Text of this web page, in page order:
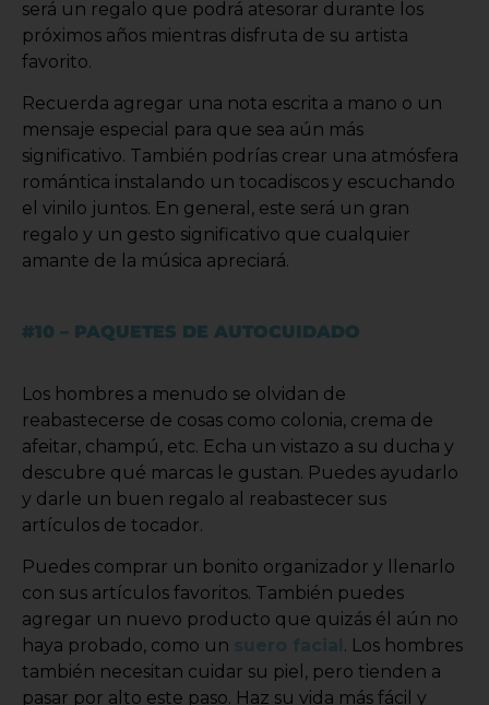
será un regalo que podrá atesorar durante los
próximos años mientras disfruta de su artista
favorito.
Recuerda agregar una nota escrita a mano o un
mensaje especial para que sea aún más
significativo. También podrías crear una atmósfera
romántica instalando un tocadiscos y escuchando
el vinilo juntos. En general, este será un gran
regalo y un gesto significativo que cualquier
amante de la música apreciará.
#10 – PAQUETES DE AUTOCUIDADO
Los hombres a menudo se olvidan de
reabastecerse de cosas como colonia, crema de
afeitar, champú, etc. Echa un vistazo a su ducha y
descubre qué marcas le gustan. Puedes ayudarlo
y darle un buen regalo al reabastecer sus
artículos de tocador.
Puedes comprar un bonito organizador y llenarlo
con sus artículos favoritos. También puedes
agregar un nuevo producto que quizás él aún no
haya probado, como un
. Los hombres
también necesitan cuidar su piel, pero tienden a
pasar por alto este paso. Haz su vida más fácil y